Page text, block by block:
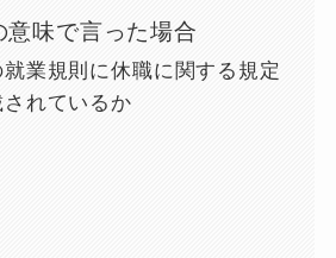
意味で言った場合
業規則に休職に関する規定
されているか